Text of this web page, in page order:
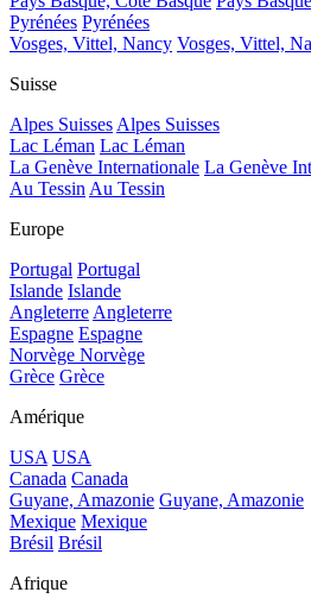
Pyrénées Pyrénées
Vosges, Vittel, Nancy Vosges, Vittel,
Suisse
Alpes Suisses Alpes Suisses
Lac Léman Lac Léman
La Genève Internationale La Genève
Au Tessin Au Tessin
Europe
Portugal Portugal
Islande Islande
Angleterre Angleterre
Espagne Espagne
Norvège Norvège
Grèce Grèce
Amérique
USA USA
Canada Canada
Guyane, Amazonie Guyane, Amazonie
Mexique Mexique
Brésil Brésil
Afrique